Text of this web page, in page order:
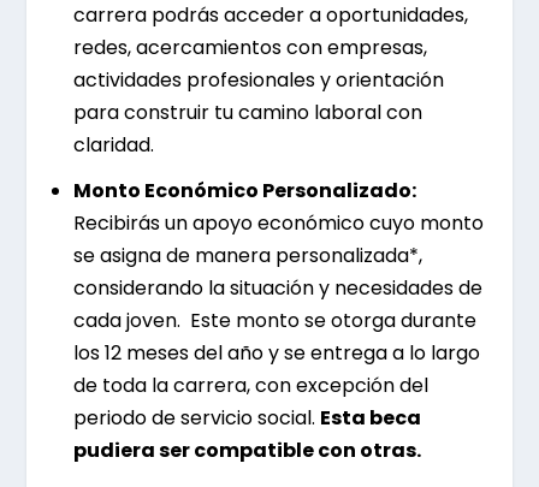
carrera podrás acceder a oportunidades,
redes, acercamientos con empresas,
actividades profesionales y orientación
para construir tu camino laboral con
claridad.
Monto Económico Personalizado:
Recibirás un apoyo económico cuyo monto
se asigna de manera personalizada*,
considerando la situación y necesidades de
cada joven. Este monto se otorga durante
los 12 meses del año y se entrega a lo largo
de toda la carrera, con excepción del
periodo de servicio social. Esta beca
pudiera ser compatible con otras.